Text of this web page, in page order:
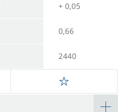
+ 0,05
0,66
2440